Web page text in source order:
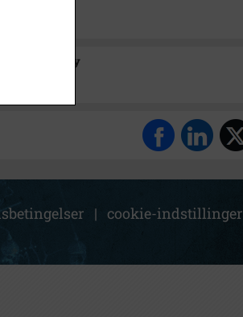
-Tjæreby
| cookie-indstillinger